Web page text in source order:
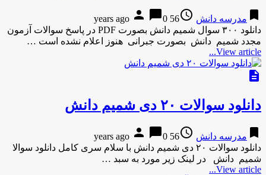
bookmark مدرسه دانش access_time
56 years ago
person chat_bubble0
دانلود ۳۰۰ سوال شمیم دانش بصورت PDF در پاسخ سوالات آزمون
مجدد شمیم دانش بصورت جبرانی هنوز اعلام نشده است …
View article...
description
دانلود سوالات ۲۰ دی شمیم دانش
bookmark مدرسه دانش access_time
56 years ago
person chat_bubble0
دانلود سوالات ۲۰ دی شمیم دانش با سلام سری کامل دانلود سوالا
شمیم دانش در لینک زیر مورد به سبد …
View article...